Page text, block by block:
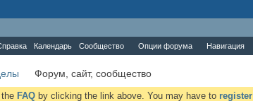
Календарь Сообщество Опции форума Навигация
Форум, сайт, сообщество
FAQ by clicking the link above. You may have to register